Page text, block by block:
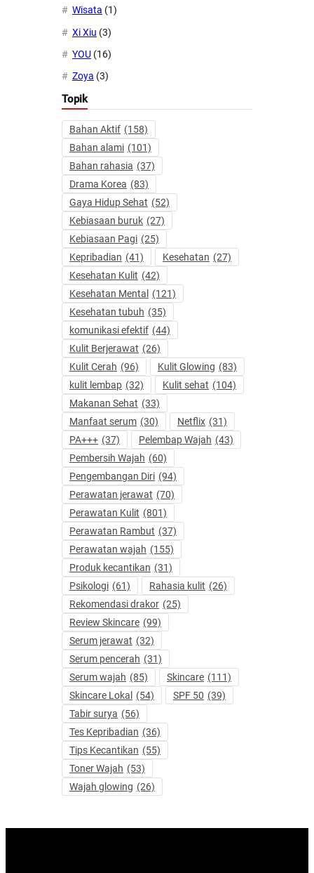
Wisata (1)
Xi Xiu (3)
YOU (16)
Zoya (3)
Topik
Bahan Aktif (158)
Bahan alami (101)
Bahan rahasia (37)
Drama Korea (83)
Gaya Hidup Sehat (52)
Kebiasaan buruk (27)
Kebiasaan Pagi (25)
Kepribadian (41) Kesehatan (27)
Kesehatan Kulit (42)
Kesehatan Mental
(121)
Kesehatan tubuh (35)
komunikasi efektif (44)
Kulit Berjerawat (26)
Kulit Cerah (96) Kulit Glowing (83)
kulit lembap (32) Kulit sehat (104)
Makanan Sehat (33)
Manfaat serum (30) Netflix (31)
PA+++ (37) Pelembap Wajah (43)
Pembersih Wajah (60)
Pengembangan Diri (94)
Perawatan jerawat (70)
Perawatan Kulit (801)
Perawatan Rambut (37)
Perawatan wajah (155)
Produk kecantikan (31)
Psikologi (61) Rahasia kulit (26)
Rekomendasi drakor (25)
Review Skincare (99)
Serum jerawat (32)
Serum pencerah (31)
Serum wajah (85) Skincare (111)
Skincare Lokal
(54) SPF 50 (39)
Tabir surya (56)
Tes Kepribadian (36)
Tips Kecantikan (55)
Toner Wajah (53)
Wajah glowing (26)